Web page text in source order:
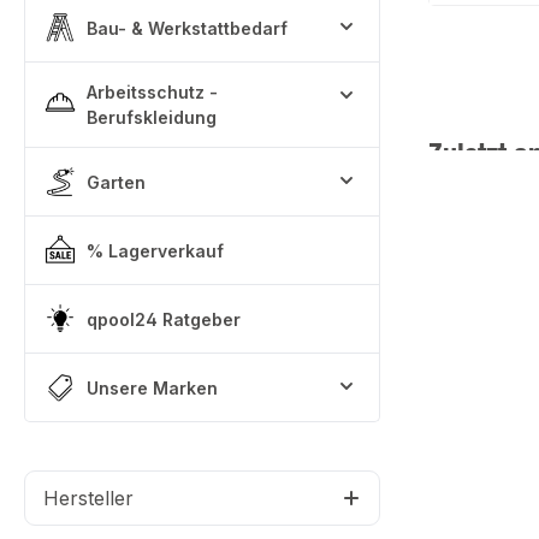
Bau- & Werkstattbedarf
Arbeitsschutz -
Berufskleidung
Garten
% Lagerverkauf
qpool24 Ratgeber
Unsere Marken
Hersteller
Zuletzt